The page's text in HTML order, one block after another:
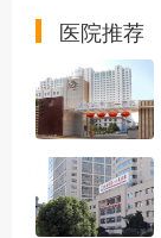
医院推荐